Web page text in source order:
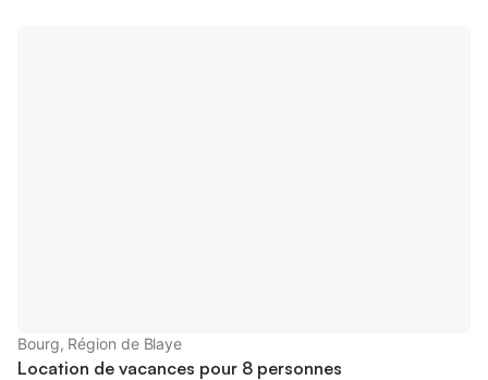
Bourg, Région de Blaye
Location de vacances pour 8 personnes